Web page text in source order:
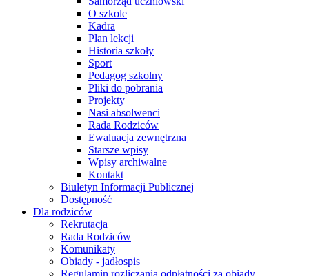
O szkole
Kadra
Plan lekcji
Historia szkoły
Sport
Pedagog szkolny
Pliki do pobrania
Projekty
Nasi absolwenci
Rada Rodziców
Ewaluacja zewnętrzna
Starsze wpisy
Wpisy archiwalne
Kontakt
Biuletyn Informacji Publicznej
Dostępność
Dla rodziców
Rekrutacja
Rada Rodziców
Komunikaty
Obiady - jadłospis
Regulamin rozliczania odpłatności za obiady